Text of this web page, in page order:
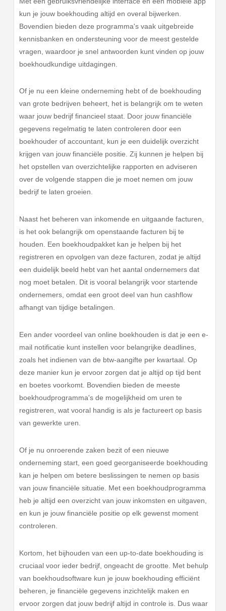
kun je jouw boekhouding altijd en overal bijwerken.
Bovendien bieden deze programma's vaak uitgebreide
kennisbanken en ondersteuning voor de meest gestelde
vragen, waardoor je snel antwoorden kunt vinden op jouw
boekhoudkundige uitdagingen.
Of je nu een kleine onderneming hebt of de boekhouding
van grote bedrijven beheert, het is belangrijk om te weten
waar jouw bedrijf financieel staat. Door jouw financiële
gegevens regelmatig te laten controleren door een
boekhouder of accountant, kun je een duidelijk overzicht
krijgen van jouw financiële positie. Zij kunnen je helpen bij
het opstellen van overzichtelijke rapporten en adviseren
over de volgende stappen die je moet nemen om jouw
bedrijf te laten groeien.
Naast het beheren van inkomende en uitgaande facturen,
is het ook belangrijk om openstaande facturen bij te
houden. Een boekhoudpakket kan je helpen bij het
registreren en opvolgen van deze facturen, zodat je altijd
een duidelijk beeld hebt van het aantal ondernemers dat
nog moet betalen. Dit is vooral belangrijk voor startende
ondernemers, omdat een groot deel van hun cashflow
afhangt van tijdige betalingen.
Een ander voordeel van online boekhouden is dat je een e-
mail notificatie kunt instellen voor belangrijke deadlines,
zoals het indienen van de btw-aangifte per kwartaal. Op
deze manier kun je ervoor zorgen dat je altijd op tijd bent
en boetes voorkomt. Bovendien bieden de meeste
boekhoudprogramma's de mogelijkheid om uren te
registreren, wat vooral handig is als je factureert op basis
van gewerkte uren.
Of je nu onroerende zaken bezit of een nieuwe
onderneming start, een goed georganiseerde boekhouding
kan je helpen om betere beslissingen te nemen op basis
van jouw financiële situatie. Met een boekhoudprogramma
heb je altijd een overzicht van jouw inkomsten en uitgaven,
en kun je jouw financiële positie op elk gewenst moment
controleren.
Kortom, het bijhouden van een up-to-date boekhouding is
cruciaal voor ieder bedrijf, ongeacht de grootte. Met behulp
van boekhoudsoftware kun je jouw boekhouding efficiënt
beheren, je financiële gegevens inzichtelijk maken en
ervoor zorgen dat jouw bedrijf altijd in controle is. Dus waar